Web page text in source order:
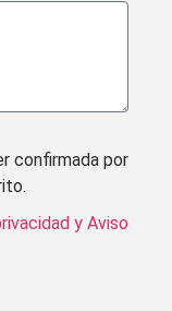
confirmada por
y Aviso